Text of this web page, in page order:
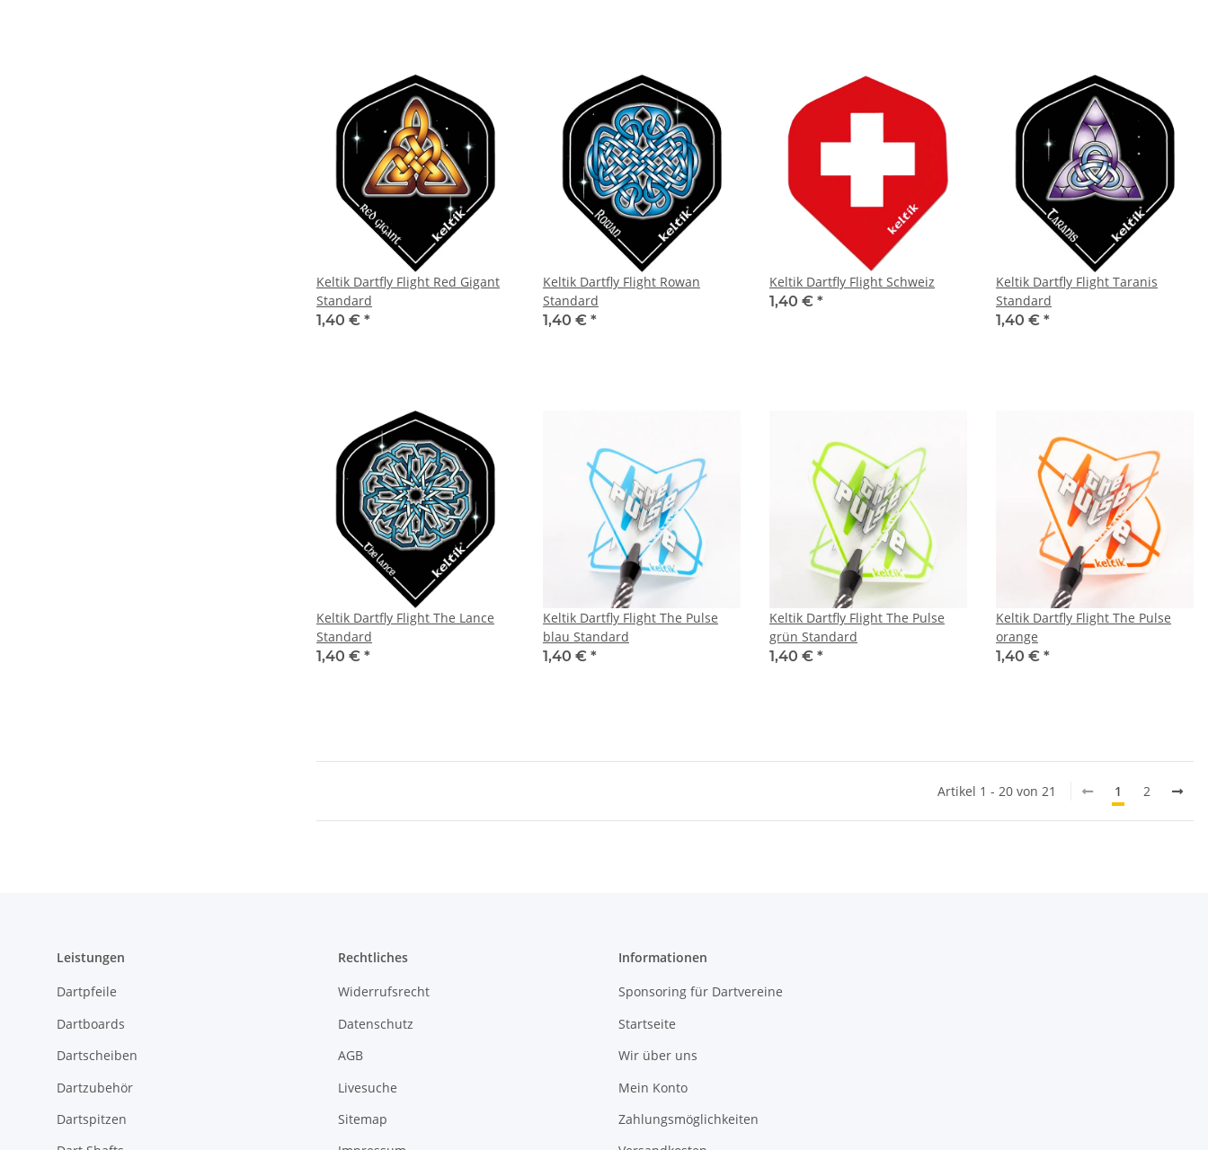
Keltik Dartfly Flight Red Gigant
Standard
1,40 € *
Keltik Dartfly Flight Rowan
Standard
1,40 € *
Keltik Dartfly Flight Schweiz
1,40 € *
Keltik Dartfly Flight Taranis
Standard
1,40 € *
Keltik Dartfly Flight The Lance
Standard
1,40 € *
Keltik Dartfly Flight The Pulse
blau Standard
1,40 € *
Keltik Dartfly Flight The Pulse
grün Standard
1,40 € *
Keltik Dartfly Flight The Pulse
orange
1,40 € *
Artikel 1 - 20 von 21 1 2
Leistungen
Dartpfeile
Dartboards
Dartscheiben
Dartzubehör
Dartspitzen
Rechtliches
Widerrufsrecht
Datenschutz
AGB
Livesuche
Sitemap
Informationen
Sponsoring für Dartvereine
Startseite
Wir über uns
Mein Konto
Zahlungsmöglichkeiten